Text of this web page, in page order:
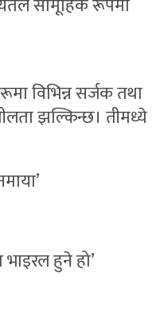
विभिन्न सर्जक तथा
झल्किन्छ। तीमध्ये
हुने हो’